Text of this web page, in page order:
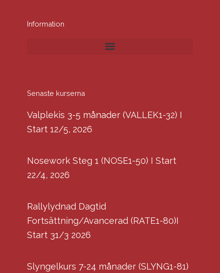
Information
Senaste kurserna
Valplekis 3-5 månader (VALLEK1-32) I
Start 12/5, 2026
Nosework Steg 1 (NOSE1-50) I Start
22/4, 2026
Rallylydnad Dagtid
Fortsättning/Avancerad (RATE1-80)I
Start 31/3 2026
Slyngelkurs 7-24 månader (SLYNG1-81)